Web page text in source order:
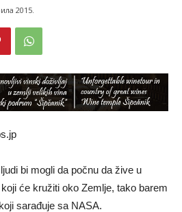
2015.
bi mogli da počnu da žive u
će kružiti oko Zemlje, tako barem
sarađuje sa NASA.